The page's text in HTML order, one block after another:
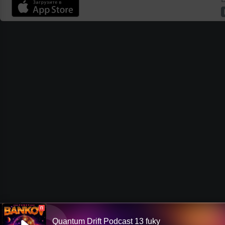
П
Quantum Drift Podcast 13 fuky